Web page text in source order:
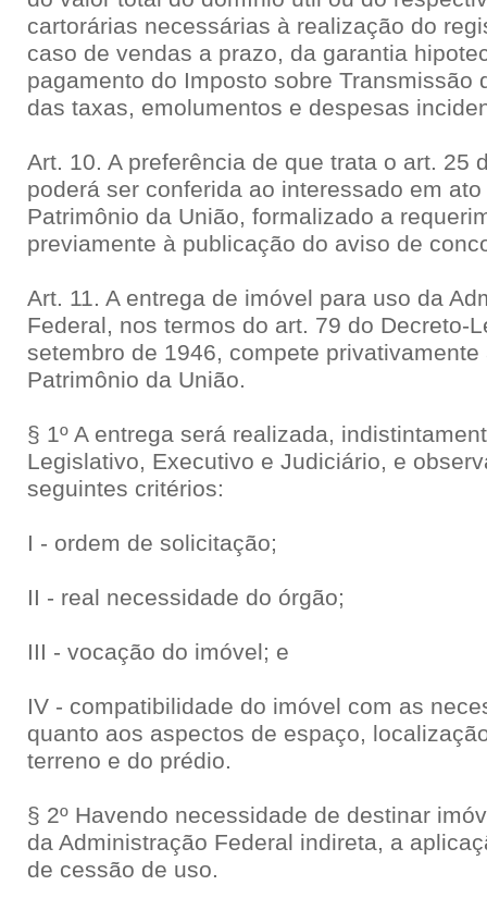
cartorárias necessárias à realização do
caso de vendas a prazo, da garantia
pagamento do Imposto sobre Transmissão
das taxas, emolumentos e despesas
Art. 10. A preferência de que trata o art. 25
poderá ser conferida ao interessado em
Patrimônio da União, formalizado a
previamente à publicação do aviso de
Art. 11. A entrega de imóvel para uso da
Federal, nos termos do art. 79 do Decreto-
setembro de 1946, compete
Patrimônio da União.
§ 1º A entrega será realizada,
Legislativo, Executivo e Judiciário, e
seguintes critérios:
I - ordem de solicitação;
II - real necessidade do órgão;
III - vocação do imóvel; e
IV - compatibilidade do imóvel com as
quanto aos aspectos de espaço,
terreno e do prédio.
§ 2º Havendo necessidade de destinar
da Administração Federal indireta, a
de cessão de uso.